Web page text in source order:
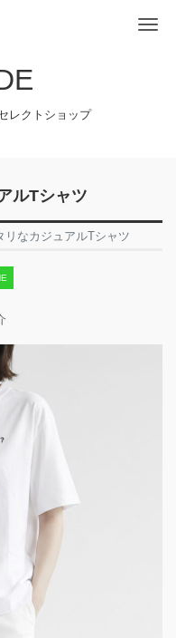
レクトショップ
ルTシャツ
リなカジュアルTシャツ